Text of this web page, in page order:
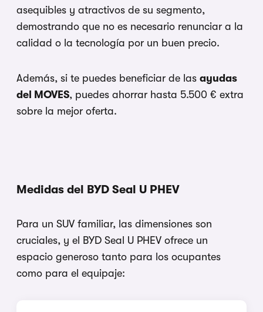
asequibles y atractivos de su segmento,
demostrando que no es necesario renunciar a la
calidad o la tecnología por un buen precio.
Además, si te puedes beneficiar de las ayudas
del MOVES, puedes ahorrar hasta 5.500 € extra
sobre la mejor oferta.
Medidas del BYD Seal U PHEV
Para un SUV familiar, las dimensiones son
cruciales, y el BYD Seal U PHEV ofrece un
espacio generoso tanto para los ocupantes
como para el equipaje: